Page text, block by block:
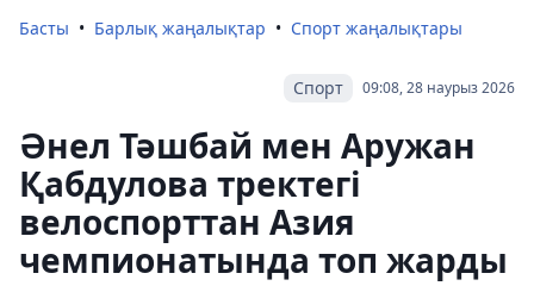
Басты Барлық жаңалықтар Спорт жаңалықтары
09:08, 28 наурыз 2026
Спорт
Әнел Тәшбай мен Аружан
Қабдулова тректегі
велоспорттан Азия
чемпионатында топ жарды